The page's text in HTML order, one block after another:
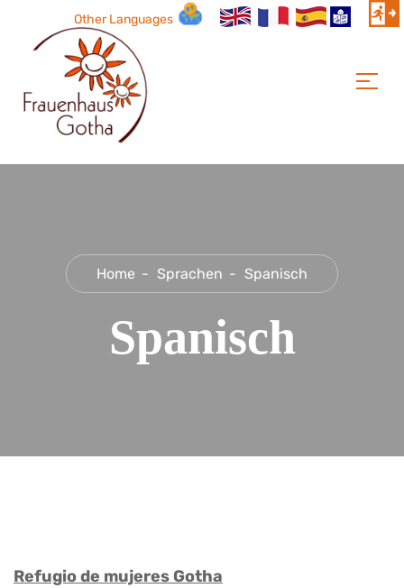
Other Languages
Home Sprachen Spanisch
Spanisch
Refugio de mujeres Gotha